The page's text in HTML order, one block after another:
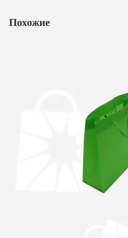
Похожие